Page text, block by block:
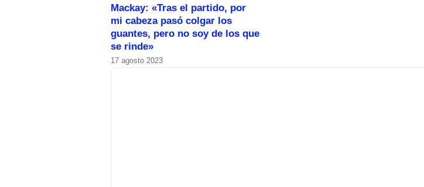
Mackay: «Tras el partido, por
mi cabeza pasó colgar los
guantes, pero no soy de los que
se rinde»
17 agosto 2023